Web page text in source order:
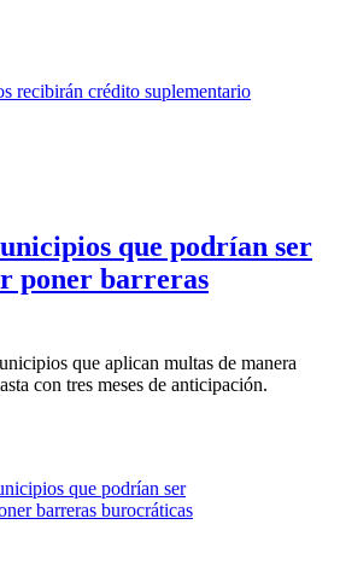
que podrían ser
poner barreras
que aplican multas de manera
con tres meses de anticipación.